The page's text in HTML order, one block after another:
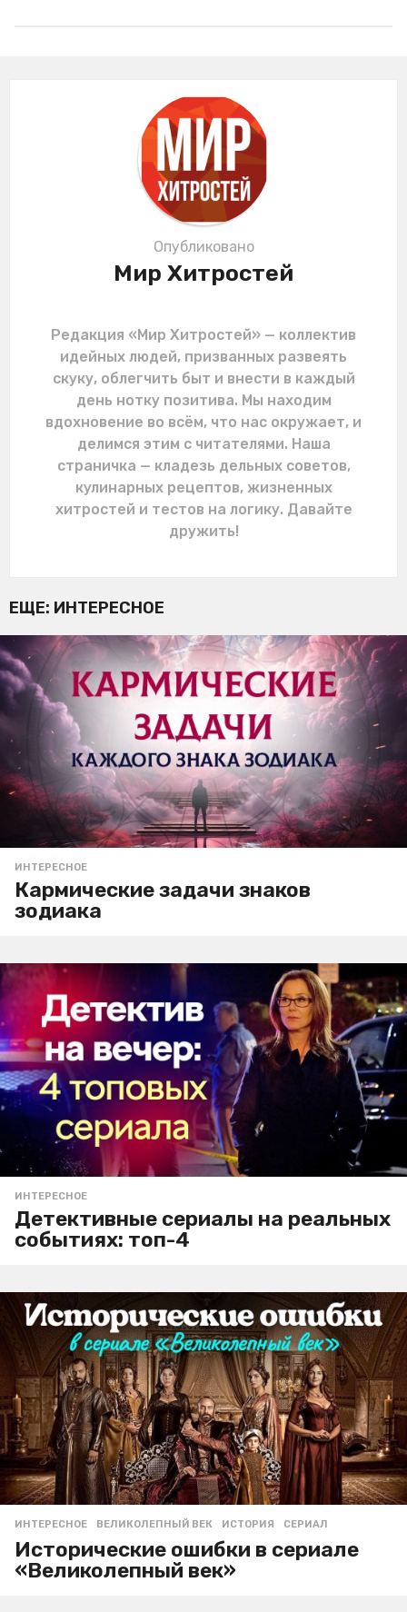
Опубликовано
Мир Хитростей
Редакция «Мир Хитростей» — коллектив
идейных людей, призванных развеять
скуку, облегчить быт и внести в каждый
день нотку позитива. Мы находим
вдохновение во всём, что нас окружает, и
делимся этим с читателями. Наша
страничка — кладезь дельных советов,
кулинарных рецептов, жизненных
хитростей и тестов на логику. Давайте
дружить!
ЕЩЕ: ИНТЕРЕСНОЕ
ИНТЕРЕСНОЕ
Кармические задачи знаков
зодиака
ИНТЕРЕСНОЕ
Детективные сериалы на реальных
событиях: топ-4
ИНТЕРЕСНОЕ ВЕЛИКОЛЕПНЫЙ ВЕК ,ИСТОРИЯ ,СЕРИАЛ
Исторические ошибки в сериале
«Великолепный век»